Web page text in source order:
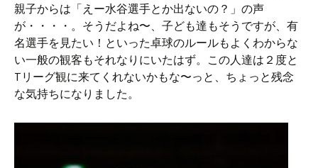
親子からは「えー水谷選手とか出ないの？」の声
が・・・・。そうだよね〜、子ども達もそうですが、有
名選手を見たい！といった卓球のルールもよくわからな
い一般の観客もそれなりにいたはず。この人達は２度と
Tリーグ観に来てくれないかもな〜っと、ちょっと残念
な気持ちになりました。